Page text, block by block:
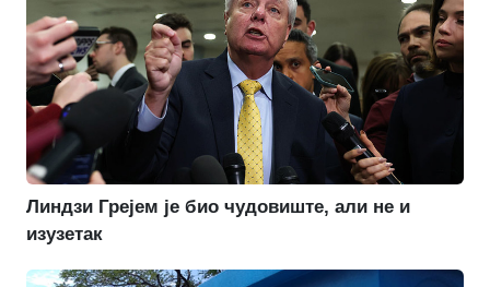
Линдзи Грејем је био чудовиште, али не и
изузетак